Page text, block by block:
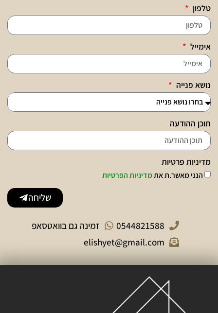
טלפון
אימייל
נושא פנייה
תוכן ההודעה
מדיניות פרטיות
הנני מאשר.ת אתמדיניות הפרטיות
שליחה
0544821588
זמינה גם בוואטסאפ
elishyet@gmail.com